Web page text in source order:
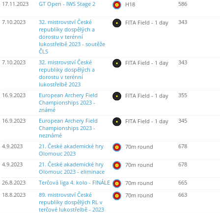
17.11.2023 GT Open - IWS Stage 2 H18 586
7.10.2023
32. mistrovství České
republiky dospělých a
dorostu v terénní
lukostřelbě 2023 - soutěže
ČLS
FITA Field - 1 day 343
7.10.2023
32. mistrovství České
republiky dospělých a
dorostu v terénní
lukostřelbě 2023
FITA Field - 1 day 343
16.9.2023
European Archery Field
Championships 2023 -
známé
FITA Field - 1 day 355
16.9.2023
European Archery Field
Championships 2023 -
neznámé
FITA Field - 1 day 345
4.9.2023
21. České akademické hry
Olomouc 2023
70m round 678
4.9.2023
21. České akademické hry
Olomouc 2023 - eliminace
70m round 678
26.8.2023 Terčová liga 4. kolo - FINÁLE 70m round
665
18.8.2023
89. mistrovství České
republiky dospělých RL v
terčové lukostřelbě - 2023
70m round 663